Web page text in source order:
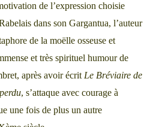
de l’expression choisie
dans son Gargantua, l’auteur
de la moëlle osseuse et
et très spirituel humour de
après avoir écrit Le Bréviaire de
, s’attaque avec courage à
une fois de plus un autre